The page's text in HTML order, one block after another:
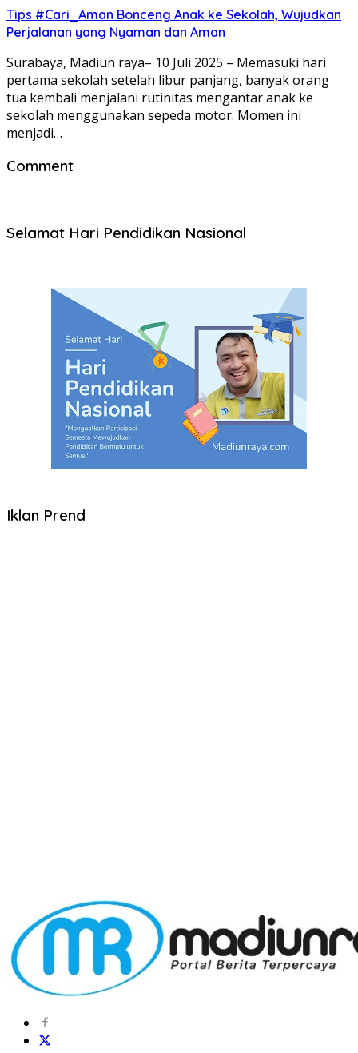
Tips #Cari_Aman Bonceng Anak ke Sekolah, Wujudkan
Perjalanan yang Nyaman dan Aman
Surabaya, Madiun raya– 10 Juli 2025 – Memasuki hari
pertama sekolah setelah libur panjang, banyak orang
tua kembali menjalani rutinitas mengantar anak ke
sekolah menggunakan sepeda motor. Momen ini
menjadi…
Comment
Selamat Hari Pendidikan Nasional
Iklan Prend